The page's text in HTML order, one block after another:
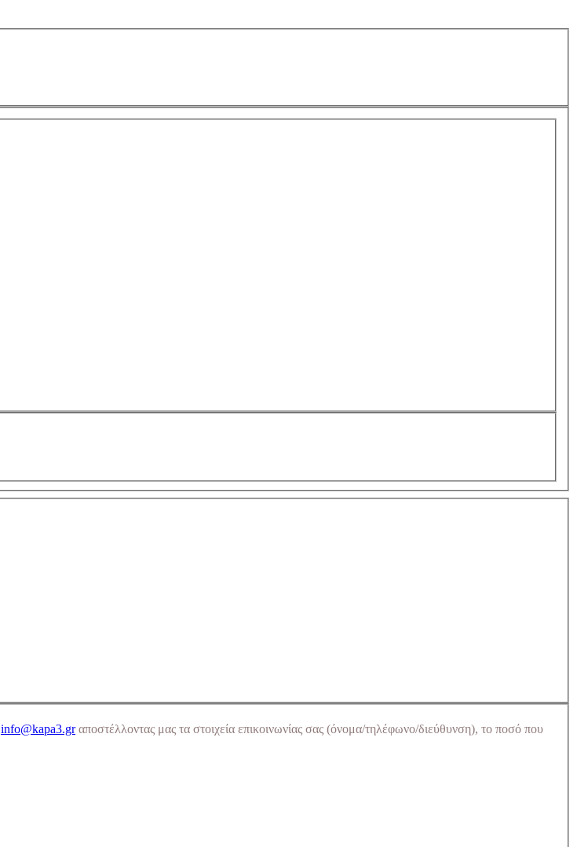
info@kapa3.grαποστέλλοντας μας τα στοιχεία επικοινωνίας σας (όνομα/τηλέφωνο/διεύθυνση), το ποσό που